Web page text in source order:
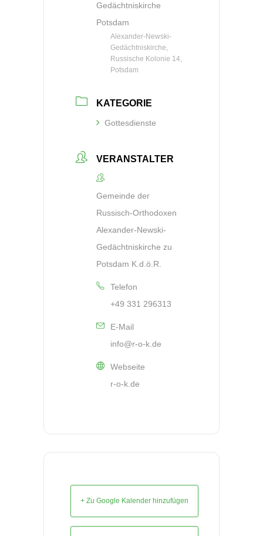
Gedächtniskirche
Potsdam
Alexander-Newski-
Gedächtniskirche,
Russische Kolonie 14,
Potsdam
KATEGORIE
Gottesdienste
VERANSTALTER
Gemeinde der
Russisch-Orthodoxen
Alexander-Newski-
Gedächtniskirche zu
Potsdam K.d.ö.R.
Telefon
+49 331 296313
E-Mail
info@r-o-k.de
Webseite
r-o-k.de
+ Zu Google Kalender hinzufügen